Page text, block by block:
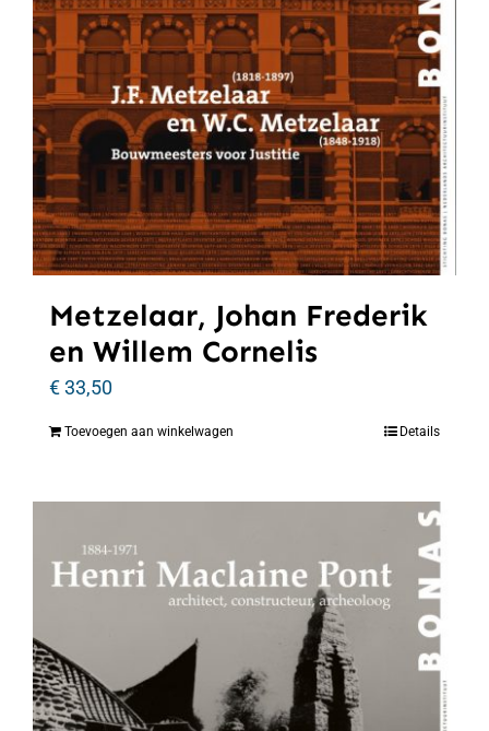
Metzelaar, Johan Frederik
en Willem Cornelis
€33,50
Toevoegen aan winkelwagen Details